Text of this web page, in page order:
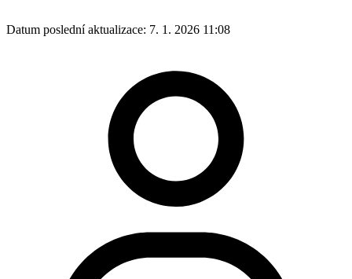
Datum poslední aktualizace: 7. 1. 2026 11:08